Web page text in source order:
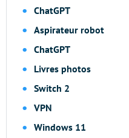
ChatGPT
Aspirateur robot
ChatGPT
Livres photos
Switch 2
VPN
Windows 11